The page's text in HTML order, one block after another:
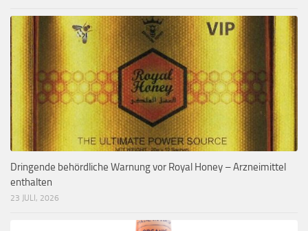
Dringende behördliche Warnung vor Royal Honey – Arzneimittel
enthalten
23 JULI, 2026